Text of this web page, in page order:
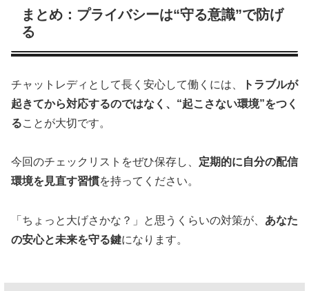
まとめ：プライバシーは“守る意識”で防げ
る
チャットレディとして長く安心して働くには、
トラブルが
起きてから対応するのではなく、“起こさない環境”をつく
ることが大切です。
今回のチェックリストをぜひ保存し、 定期的に自分の配信
環境を見直す習慣を持ってください。
「ちょっと大げさかな？」と思うくらいの対策が、 あなた
の安心と未来を守る鍵になります。